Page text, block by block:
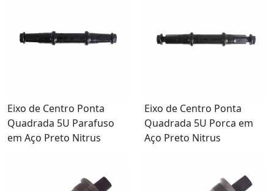
Eixo de Centro Ponta
Quadrada 5U Parafuso
em Aço Preto Nitrus
Eixo de Centro Ponta
Quadrada 5U Porca em
Aço Preto Nitrus